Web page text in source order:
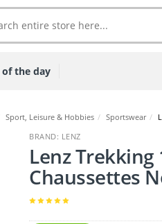
the day
Sport, Leisure & Hobbies / Sportswear /
BRAND: LENZ
Lenz Trekking
Chaussettes